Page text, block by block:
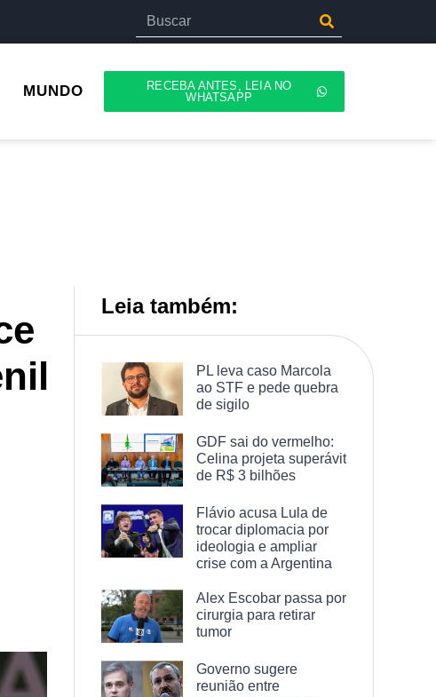
MUNDO
RECEBA ANTES, LEIA NO
WHATSAPP
Leia também:
PL leva caso Marcola
ao STF e pede quebra
de sigilo
GDF sai do vermelho:
Celina projeta superávit
de R$ 3 bilhões
Flávio acusa Lula de
trocar diplomacia por
ideologia e ampliar
crise com a Argentina
Alex Escobar passa por
cirurgia para retirar
tumor
Governo sugere
reunião entre